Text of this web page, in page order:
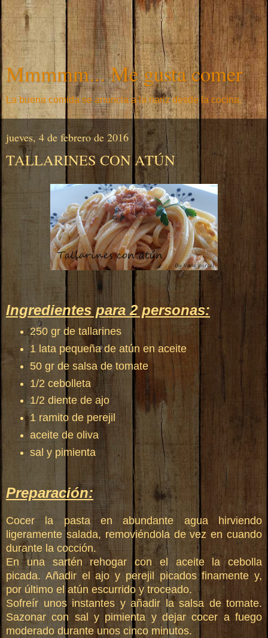
Mmmmm... Me gusta comer
La buena comida se anuncia a la nariz desde la cocina.
jueves, 4 de febrero de 2016
TALLARINES CON ATÚN
Ingredientes para 2 personas:
250 gr de tallarines
1 lata pequeña de atún en aceite
50 gr de salsa de tomate
1/2 cebolleta
1/2 diente de ajo
1 ramito de perejil
aceite de oliva
sal y pimienta
Preparación:
Cocer la pasta en abundante agua hirviendo
ligeramente salada, removiéndola de vez en cuando
durante la cocción.
En una sartén rehogar con el aceite la cebolla
picada. Añadir el ajo y perejil picados finamente y,
por último el atún escurrido y troceado.
Sofreír unos instantes y añadir la salsa de tomate.
Sazonar con sal y pimienta y dejar cocer a fuego
moderado durante unos cinco minutos.